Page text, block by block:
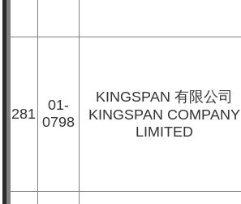
281
01-
0798
KINGSPAN有限公司
KINGSPAN COMPANY
LIMITED